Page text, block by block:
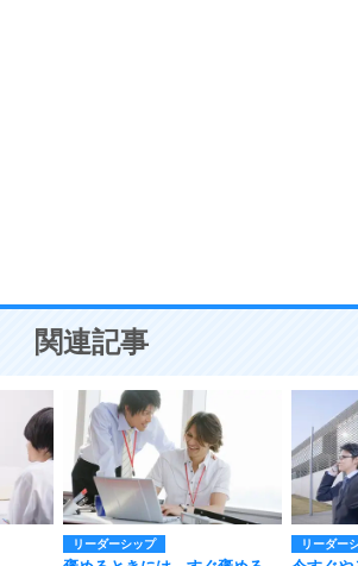
ことが大切。
関連記事
リーダーシップ リーダー